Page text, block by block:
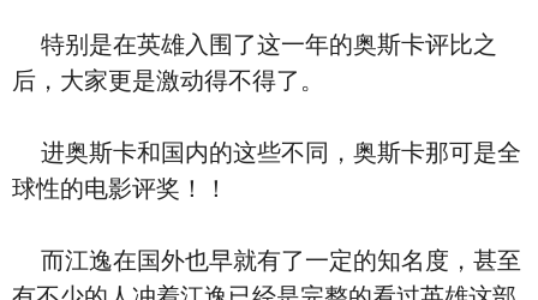
特别是在英雄入围了这一年的奥斯卡评比之
后，大家更是激动得不得了。
进奥斯卡和国内的这些不同，奥斯卡那可是全
球性的电影评奖！！
而江逸在国外也早就有了一定的知名度，甚至